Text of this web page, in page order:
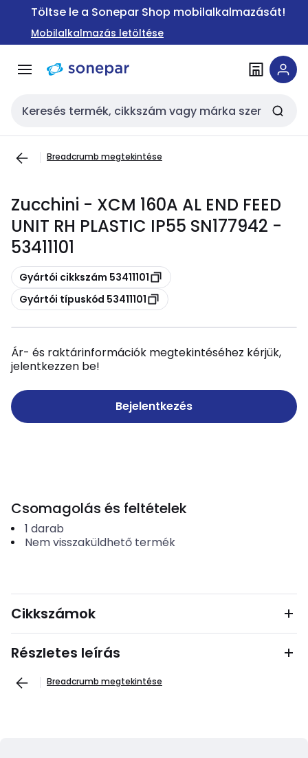
Ugrás a
Ugrás a
tartalomra
Töltse le a Sonepar Shop mobilalkalmazását!
Mobilalkalmazás letöltése
Keresési bemenet
Breadcrumb megtekintése
Zucchini - XCM 160A AL END FEED
UNIT RH PLASTIC IP55 SN177942 -
53411101
Másolás
Gyártói cikkszám 53411101
Másolás
Gyártói típuskód 53411101
Ár- és raktárinformációk megtekintéséhez kérjük,
jelentkezzen be!
Bejelentkezés
Csomagolás és feltételek
1 darab
Nem visszaküldhető termék
Cikkszámok
Részletes leírás
Breadcrumb megtekintése